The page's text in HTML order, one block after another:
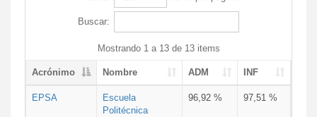
Buscar:
Mostrando 1 a 13 de 13 items
Acrónimo Nombre ADM INF
EPSA
Escuela
Politécnica
96,92 % 97,51 %